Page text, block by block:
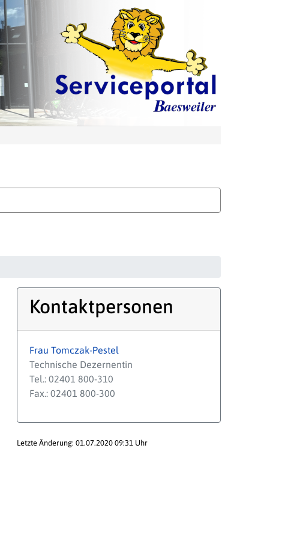
Kontaktpersonen
Frau Tomczak-Pestel
Technische Dezernentin
Tel.: 02401 800-310
Fax.: 02401 800-300
Letzte Änderung: 01.07.2020 09:31 Uhr